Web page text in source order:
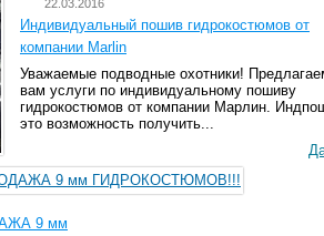
22.03.2016
Индивидуальный пошив гидрокостюмов от
компании Marlin
Уважаемые подводные охотники!
вам услуги по индивидуальному пошиву
гидрокостюмов от компании Марлин.
это возможность получить...
9 мм